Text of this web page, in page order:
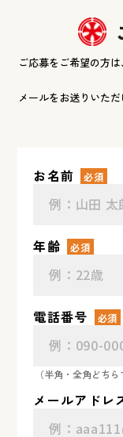
ご応募をご希望の方
メールをお送りいた
お名前 必須
年齢 必須
電話番号 必須
（半角・全角どちら
メールアドレ